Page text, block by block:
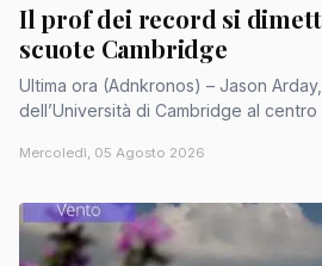
Il prof dei record si
scuote Cambridge
Ultima ora (Adnkronos) – Jason Arday, 41enne professore
dell’Università di Cambridge al centro
Mercoledì, 05 Agosto 2026